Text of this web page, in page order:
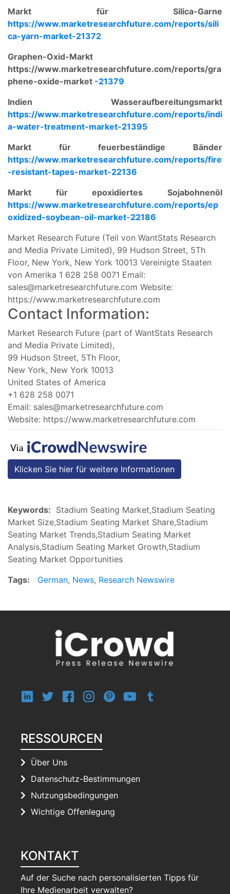
Markt für Silica-Garne
https://www.marketresearchfuture.com/reports/sili
ca-yarn-market-21372
Graphen-Oxid-Markt
https://www.marketresearchfuture.com/reports/gra
phene-oxide-market -21379
Indien Wasseraufbereitungsmarkt
https://www.marketresearchfuture.com/reports/indi
a-water-treatment-market-21395
Markt für feuerbeständige Bänder
https://www.marketresearchfuture.com/reports/fire
-resistant-tapes-market-22136
Markt für epoxidiertes Sojabohnenöl
https://www.marketresearchfuture.com/reports/ep
oxidized-soybean-oil-market-22186
Market Research Future (Teil von WantStats Research
and Media Private Limited), 99 Hudson Street, 5Th
Floor, New York, New York 10013 Vereinigte Staaten
von Amerika 1 628 258 0071 Email:
sales@marketresearchfuture.com Website:
https://www.marketresearchfuture.com
Contact Information:
Market Research Future (part of WantStats Research
and Media Private Limited),
99 Hudson Street, 5Th Floor,
New York, New York 10013
United States of America
+1 628 258 0071
Email: sales@marketresearchfuture.com
Website: https://www.marketresearchfuture.com
Klicken Sie hier für weitere Informationen
Keywords: Stadium Seating Market,Stadium Seating
Market Size,Stadium Seating Market Share,Stadium
Seating Market Trends,Stadium Seating Market
Analysis,Stadium Seating Market Growth,Stadium
Seating Market Opportunities
Tags:
German, News, Research Newswire
RESSOURCEN
Über Uns
Datenschutz-Bestimmungen
Nutzungsbedingungen
Wichtige Offenlegung
KONTAKT
Auf der Suche nach personalisierten Tipps für
Ihre Medienarbeit verwalten?